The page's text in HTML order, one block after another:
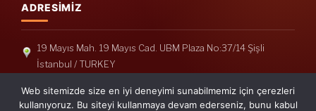
ADRESIMIZ
19 Mayıs Mah. 19 Mayıs Cad. UBM Plaza No:37/14 Şişli
İstanbul / TURKEY
Telefon: +90(212) 240 33 39
Telefon: +90(212) 248 19 36
Web sitemizde size en iyi deneyimi sunabilmemiz için çerezleri
kullanıyoruz. Bu siteyi kullanmaya devam ederseniz, bunu kabul